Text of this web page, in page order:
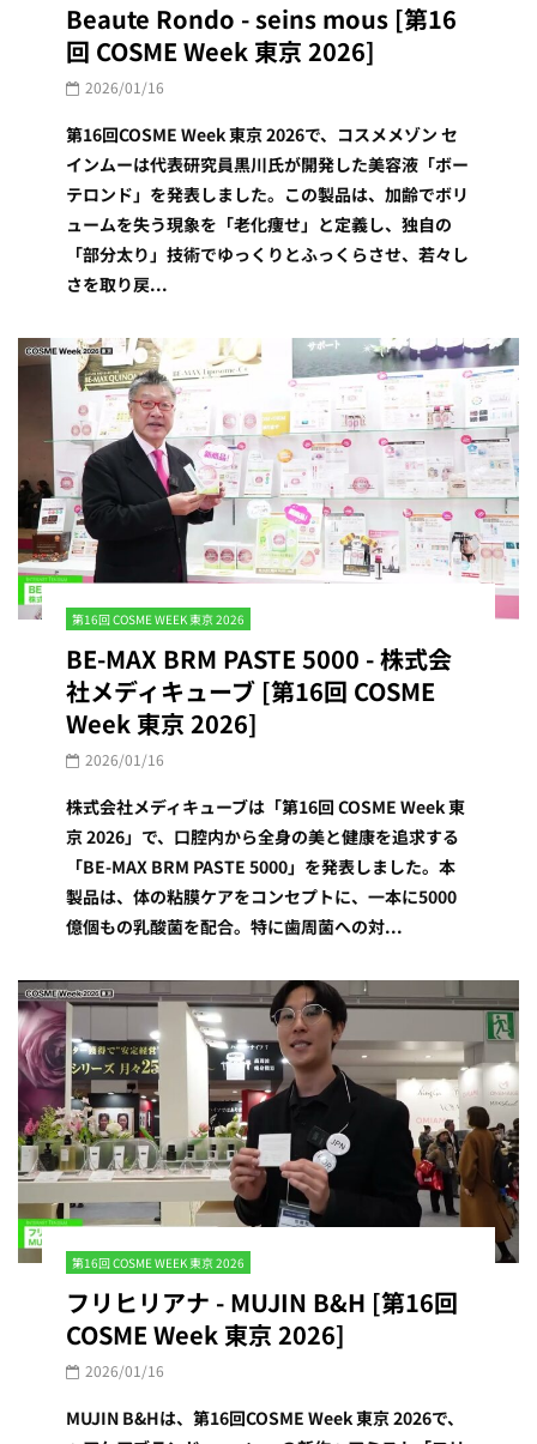
Beaute Rondo - seins mous [第16
回 COSME Week 東京 2026]
2026/01/16
第16回COSME Week 東京 2026で、コスメメゾン セ
インムーは代表研究員黒川氏が開発した美容液「ボー
テロンド」を発表しました。この製品は、加齢でボリ
ュームを失う現象を「老化痩せ」と定義し、独自の
「部分太り」技術でゆっくりとふっくらさせ、若々し
さを取り戻...
第16回 COSME WEEK 東京 2026
BE-MAX BRM PASTE 5000 - 株式会
社メディキューブ [第16回 COSME
Week 東京 2026]
2026/01/16
株式会社メディキューブは「第16回 COSME Week 東
京 2026」で、口腔内から全身の美と健康を追求する
「BE-MAX BRM PASTE 5000」を発表しました。本
製品は、体の粘膜ケアをコンセプトに、一本に5000
億個もの乳酸菌を配合。特に歯周菌への対...
第16回 COSME WEEK 東京 2026
フリヒリアナ - MUJIN B&H [第16回
COSME Week 東京 2026]
2026/01/16
MUJIN B&Hは、第16回COSME Week 東京 2026で、